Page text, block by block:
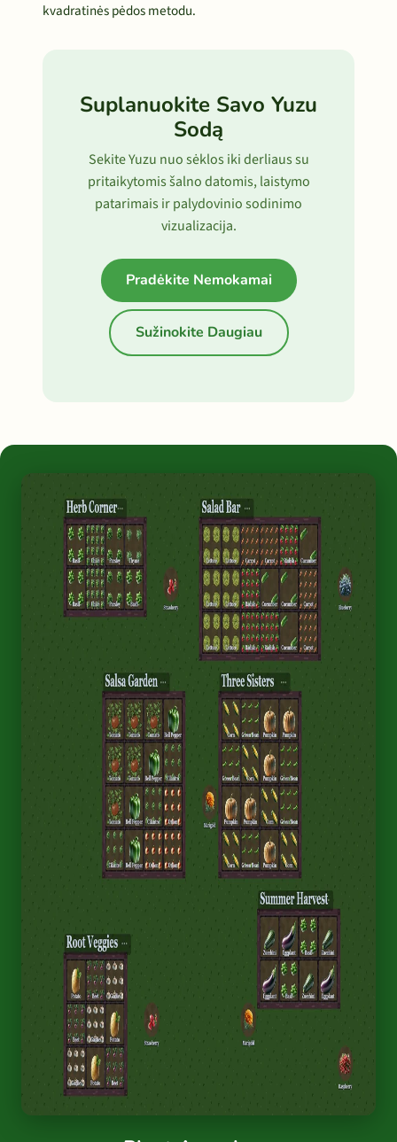
kvadratinės pėdos metodu.
Suplanuokite Savo Yuzu
Sodą
Sekite Yuzu nuo sėklos iki derliaus su
pritaikytomis šalno datomis, laistymo
patarimais ir palydovinio sodinimo
vizualizacija.
Pradėkite Nemokamai
Sužinokite Daugiau